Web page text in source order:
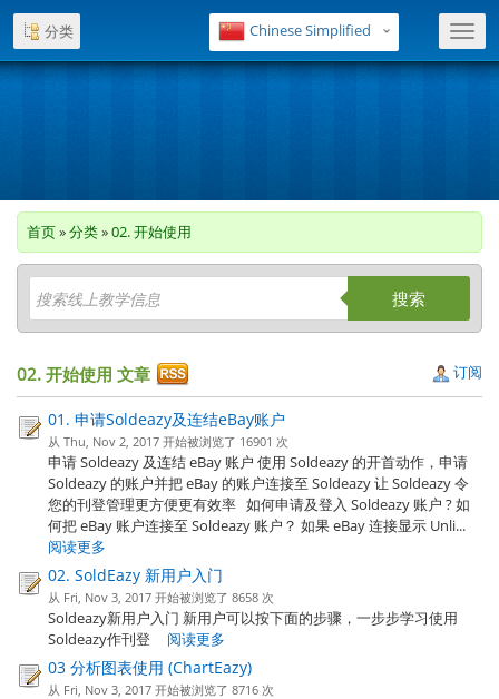
Chinese Simplified
首页»分类»02. 开始使用
搜索
02. 开始使用 文章 订阅
01. 申请Soldeazy及连结eBay账户
从 Thu, Nov 2, 2017 开始被浏览了 16901 次
申请 Soldeazy 及连结 eBay 账户 使用 Soldeazy 的开首动作，申请
Soldeazy 的账户并把 eBay 的账户连接至 Soldeazy 让 Soldeazy 令
您的刊登管理更方便更有效率 如何申请及登入 Soldeazy 账户 ? 如
何把 eBay 账户连接至 Soldeazy 账户？ 如果 eBay 连接显示 Unli...
阅读更多
02. SoldEazy 新用户入门
从 Fri, Nov 3, 2017 开始被浏览了 8658 次
Soldeazy新用户入门 新用户可以按下面的步骤，一步步学习使用
Soldeazy作刊登 阅读更多
03 分析图表使用 (ChartEazy)
从 Fri, Nov 3, 2017 开始被浏览了 8716 次
分类